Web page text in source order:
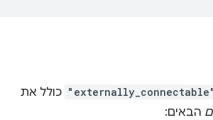
"externally_connectable" כולל את
הבאים: